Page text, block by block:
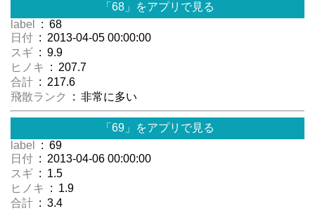
「68」をアプリで見る
label
: 68
日付 : 2013-04-05 00:00:00
スギ : 9.9
ヒノキ
: 207.7
合計 : 217.6
飛散ランク
: 非常に多い
「69」をアプリで見る
label
: 69
日付 : 2013-04-06 00:00:00
スギ : 1.5
ヒノキ
: 1.9
合計 : 3.4